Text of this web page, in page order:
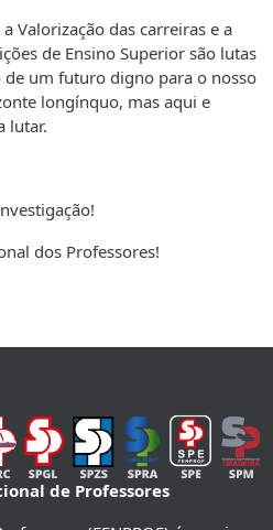
Valorização das carreiras e a
de Ensino Superior são lutas
de um futuro digno para o nosso
longínquo, mas aqui e
lutar.
dos Professores!
de Professores